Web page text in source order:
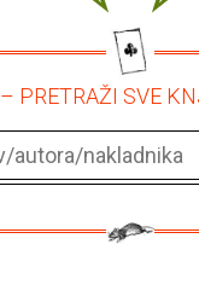
– PRETRAŽI SVE